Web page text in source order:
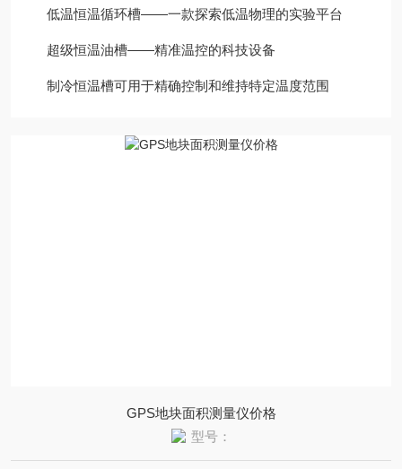
低温恒温循环槽——一款探索低温物理的实验平台
超级恒温油槽——精准温控的科技设备
制冷恒温槽可用于精确控制和维持特定温度范围
GPS地块面积测量仪价格
型号：